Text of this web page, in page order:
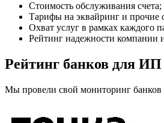
Стоимость обслуживания счета;
Тарифы на эквайринг и прочие
Охват услуг в рамках каждого
Рейтинг надежности компании
Рейтинг банков для
Мы провели свой мониторинг